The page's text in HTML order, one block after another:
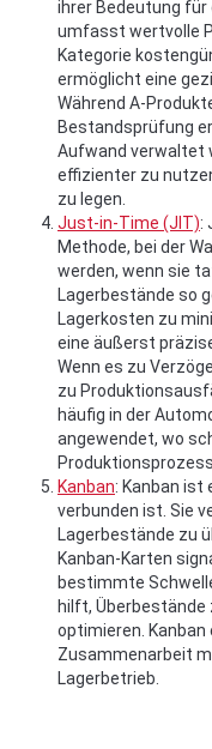
ihrer Bedeutung für
umfasst wertvolle
Kategorie
ermöglicht eine
Während A-
Bestandsprüfung
Aufwand verwaltet
effizienter zu
zu legen.
Just-in-Time (JIT):
Methode, bei der
werden, wenn sie
Lagerbestände so
Lagerkosten zu
eine äußerst
Wenn es zu
zu
häufig in der
angewendet, wo
Kanban: Kanban ist
verbunden ist. Sie
Lagerbestände zu
Kanban-Karten
bestimmte
hilft, Überbestände
optimieren.
Zusammenarbeit
Lagerbetrieb.